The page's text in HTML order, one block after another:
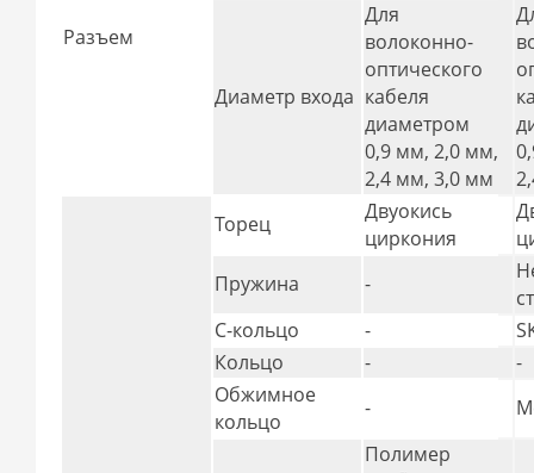
Разъем
Диаметр входа
Для
волоконно-
оптического
кабеля
диаметром
0,9 мм, 2,0 мм,
2,4 мм, 3,0 мм
Торец
Двуокись
циркония
Пружина
-
С-кольцо
-
Кольцо
-
-
Обжимное
кольцо
-
Полимер